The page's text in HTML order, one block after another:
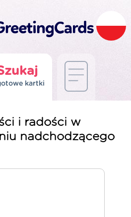
kartki
i radości w
nadchodzącego